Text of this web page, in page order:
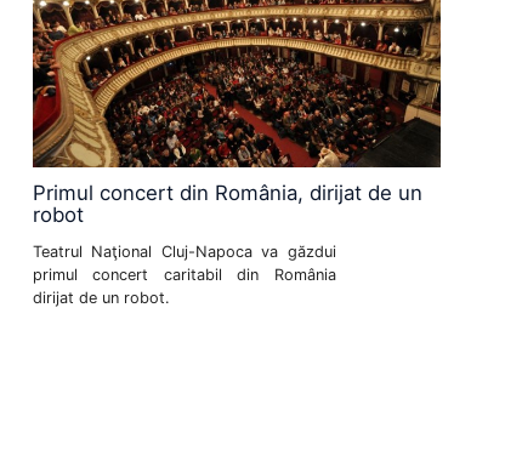
Primul concert din România, dirijat de un
robot
Teatrul Naţional Cluj-Napoca va găzdui
primul concert caritabil din România
dirijat de un robot.